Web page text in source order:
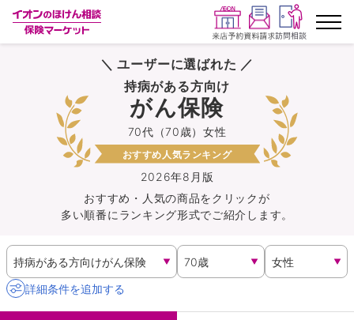
ランキングから探す
保険を比較する
保険会社から探す
イオンカード会員さま専用保険
キャンペーン一覧
コラム
＼ ユーザーに選ばれた ／
2026年8月版
70代（70歳）女性
持病がある方向け
がん保険
おすすめ人気ランキング
おすすめ・人気の商品をクリックが
多い順番にランキング形式でご紹介します。
詳細条件を追加する